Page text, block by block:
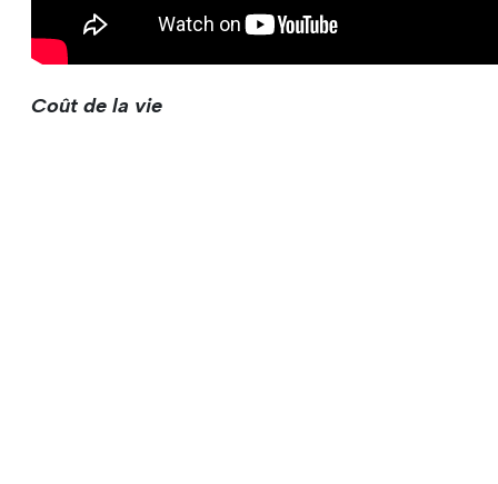
Coût de la vie